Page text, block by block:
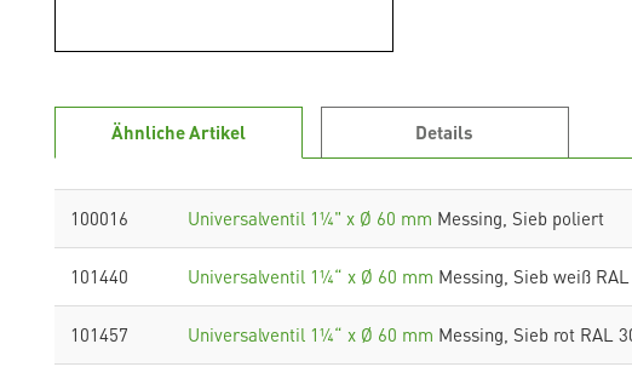
Ähnliche Artikel Details
100016 Universalventil 1¼" x Ø 60 mm Messing, Sieb poliert
101440 Universalventil 1¼“ x Ø 60 mm Messing, Sieb weiß
101457 Universalventil 1¼“ x Ø 60 mm Messing, Sieb rot RAL